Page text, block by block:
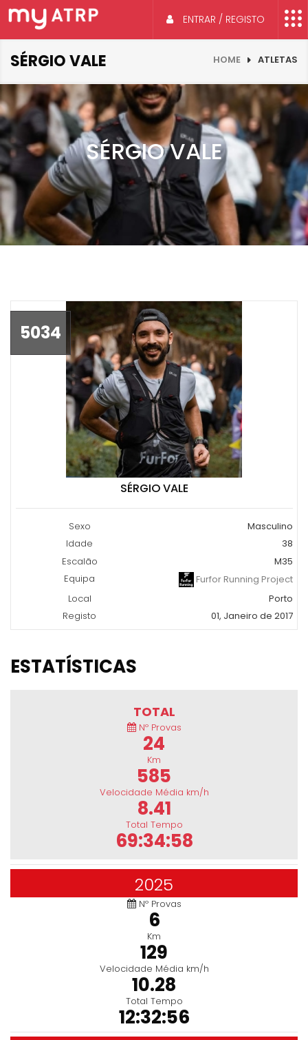
ENTRAR / REGISTO
SÉRGIO VALE HOME ATLETAS
SÉRGIO VALE
5034
SÉRGIO VALE
Sexo
Masculino
Idade
38
Escalão
M35
Equipa
Furfor Running Project
Local
Porto
Registo
01, Janeiro de 2017
ESTATÍSTICAS
TOTAL
Nº Provas
24
Km
585
Velocidade Média km/h
8.41
Total Tempo
69:34:58
2025
Nº Provas
6
Km
129
Velocidade Média km/h
10.28
Total Tempo
12:32:56